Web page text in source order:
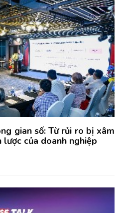
gian số: Từ rủi ro bị xâm
lược của doanh nghiệp